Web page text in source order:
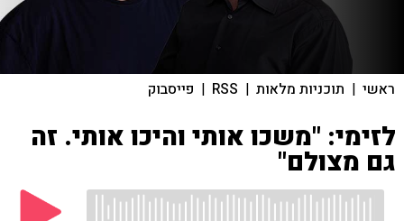
ראשי | תוכניות מלאות |
RSS
| פייסבוק
לזימי: "משכו אותי והיכו אותי. זה
גם מצולם"